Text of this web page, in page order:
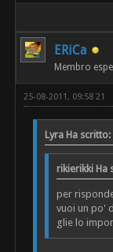
ERiCa
Membro
25-08-2011, 09:58 21
Lyra Ha scritto:
rikierikki Ha
per
vuoi un po'
glie lo